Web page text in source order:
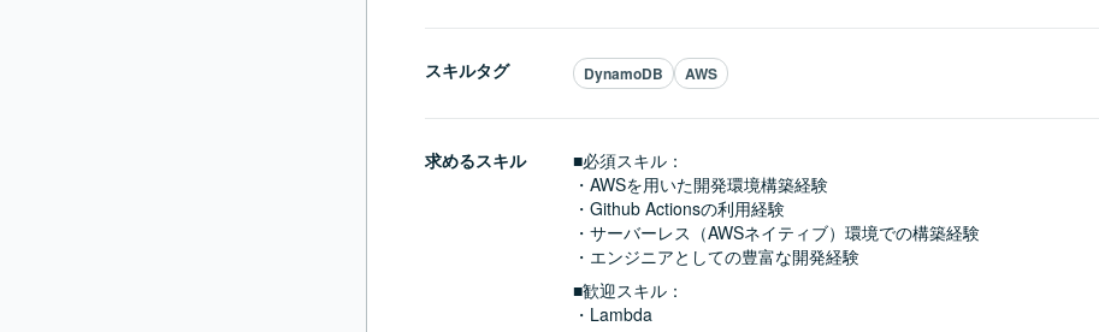
スキルタグ DynamoDB AWS
求めるスキル
■必須スキル：
・AWSを用いた開発環境構築経験
・Github Actionsの利用経験
・サーバーレス（AWSネイティブ）環境での構築経験
・エンジニアとしての豊富な開発経験
■歓迎スキル：
・Lambda